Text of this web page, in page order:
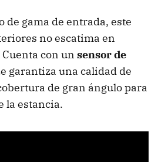
de gama de entrada, este
no escatima en
con un sensor de
garantiza una calidad de
de gran ángulo para
la estancia.